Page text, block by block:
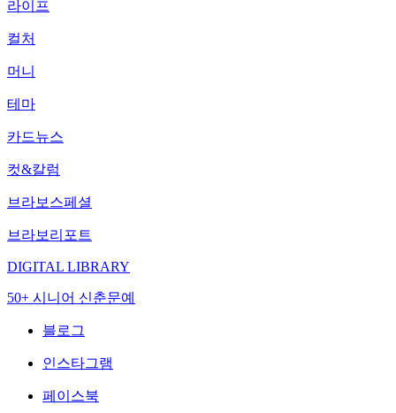
라이프
컬처
머니
테마
카드뉴스
컷&칼럼
브라보스페셜
브라보리포트
DIGITAL LIBRARY
50+ 시니어 신춘문예
블로그
인스타그램
페이스북